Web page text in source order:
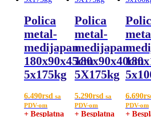
Polica
metal-
medijapan
180x90x45cm
5x175kg
6.490rsd sa
PDV-om
+ Besplatna
Polica
metal-
medijapan
180x90x40cm
5X175kg
5.290rsd sa
PDV-om
+ Besplatna
6.690
PDV-om
+